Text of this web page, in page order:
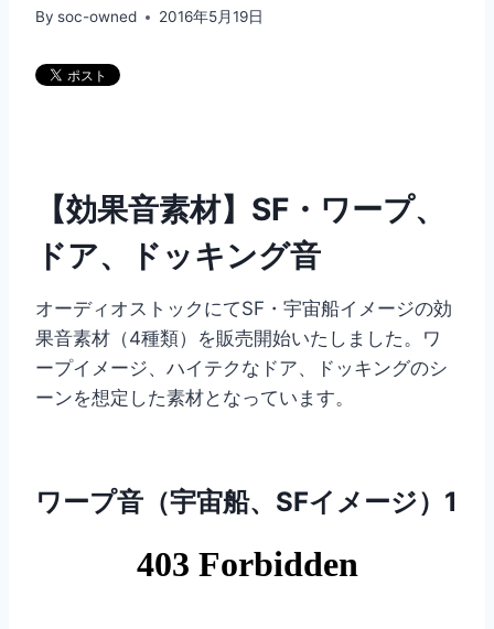
By soc-owned 2016年5月19日
【効果音素材】SF・ワープ、
ドア、ドッキング音
オーディオストックにてSF・宇宙船イメージの効
果音素材（4種類）を販売開始いたしました。ワ
ープイメージ、ハイテクなドア、ドッキングのシ
ーンを想定した素材となっています。
ワープ音（宇宙船、SFイメージ）1